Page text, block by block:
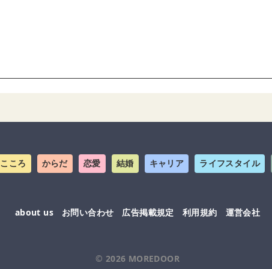
こころ からだ 恋愛 結婚 キャリア ライフスタイル
about us お問い合わせ 広告掲載規定 利用規約 運営会社
© 2026 MOREDOOR